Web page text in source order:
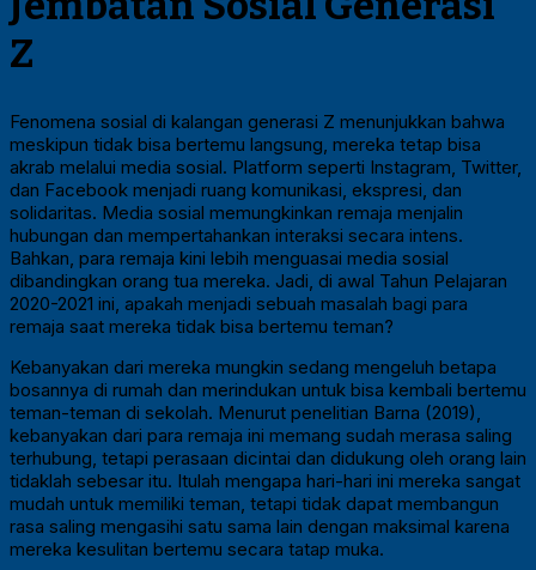
Z
Fenomena sosial di kalangan generasi Z menunjukkan bahwa
meskipun tidak bisa bertemu langsung, mereka tetap bisa
akrab melalui media sosial. Platform seperti Instagram, Twitter,
dan Facebook menjadi ruang komunikasi, ekspresi, dan
solidaritas. Media sosial memungkinkan remaja menjalin
hubungan dan mempertahankan interaksi secara intens.
Bahkan, para remaja kini lebih menguasai media sosial
dibandingkan orang tua mereka. Jadi, di awal Tahun Pelajaran
2020-2021 ini, apakah menjadi sebuah masalah bagi para
remaja saat mereka tidak bisa bertemu teman?
Kebanyakan dari mereka mungkin sedang mengeluh betapa
bosannya di rumah dan merindukan untuk bisa kembali bertemu
teman-teman di sekolah. Menurut penelitian Barna (2019),
kebanyakan dari para remaja ini memang sudah merasa saling
terhubung, tetapi perasaan dicintai dan didukung oleh orang lain
tidaklah sebesar itu. Itulah mengapa hari-hari ini mereka sangat
mudah untuk memiliki teman, tetapi tidak dapat membangun
rasa saling mengasihi satu sama lain dengan maksimal karena
mereka kesulitan bertemu secara tatap muka.